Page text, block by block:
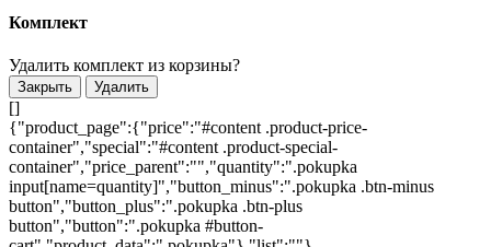
Комплект
Удалить комплект из корзины?
Закрыть Удалить
[]
{"product_page":{"price":"#content .product-price-
container","special":"#content .product-special-
container","price_parent":"","quantity":".pokupka
input[name=quantity]","button_minus":".pokupka .btn-minus
button","button_plus":".pokupka .btn-plus
button","button":".pokupka #button-